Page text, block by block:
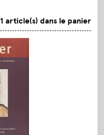
1 article(s) dans le panier